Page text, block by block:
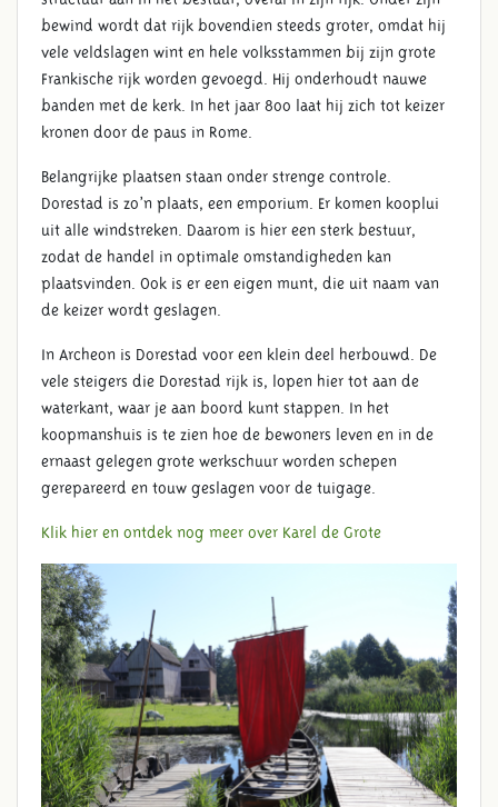
bewind wordt dat rijk bovendien steeds groter, omdat hij
vele veldslagen wint en hele volksstammen bij zijn grote
Frankische rijk worden gevoegd. Hij onderhoudt nauwe
banden met de kerk. In het jaar 800 laat hij zich tot keizer
kronen door de paus in Rome.
Belangrijke plaatsen staan onder strenge controle.
Dorestad is zo’n plaats, een emporium. Er komen kooplui
uit alle windstreken. Daarom is hier een sterk bestuur,
zodat de handel in optimale omstandigheden kan
plaatsvinden. Ook is er een eigen munt, die uit naam van
de keizer wordt geslagen.
In Archeon is Dorestad voor een klein deel herbouwd. De
vele steigers die Dorestad rijk is, lopen hier tot aan de
waterkant, waar je aan boord kunt stappen. In het
koopmanshuis is te zien hoe de bewoners leven en in de
ernaast gelegen grote werkschuur worden schepen
gerepareerd en touw geslagen voor de tuigage.
Klik hier en ontdek nog meer over Karel de Grote